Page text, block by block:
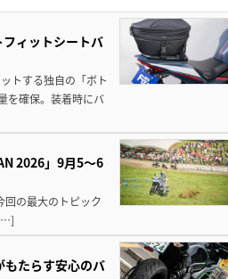
ィットシートバ
トする独自の「ボト
を確保。装着時にバ
2026」9月5〜6
回の最大のトピック
もたらす安心のバ